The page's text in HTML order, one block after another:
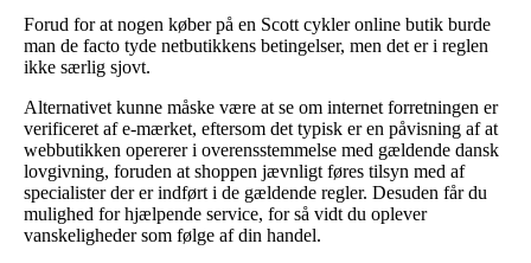
Forud for at nogen køber på en Scott cykler online butik burde
man de facto tyde netbutikkens betingelser, men det er i reglen
ikke særlig sjovt.
Alternativet kunne måske være at se om internet forretningen er
verificeret af e-mærket, eftersom det typisk er en påvisning af at
webbutikken opererer i overensstemmelse med gældende dansk
lovgivning, foruden at shoppen jævnligt føres tilsyn med af
specialister der er indført i de gældende regler. Desuden får du
mulighed for hjælpende service, for så vidt du oplever
vanskeligheder som følge af din handel.